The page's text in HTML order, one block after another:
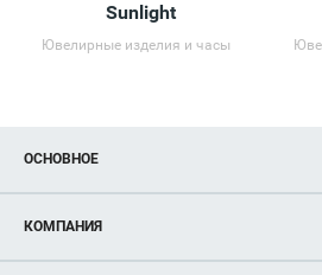
Sunlight
Ювелирные изделия и часы
ОСНОВНОЕ
Новости
Магазины
КОМПАНИЯ